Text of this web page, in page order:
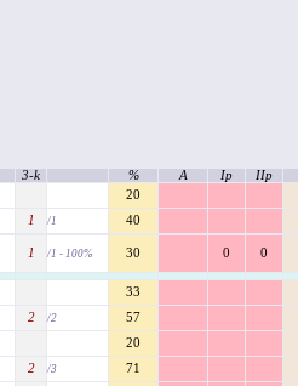
3-k % A Ip IIp
20
1 /1 40
1 /1 - 100% 30 0 0
33
2 /2 57
20
2 /3 71